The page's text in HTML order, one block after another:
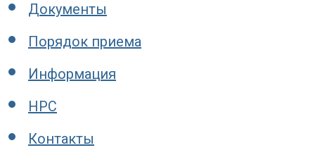
Документы
Порядок приема
Информация
НРС
Контакты